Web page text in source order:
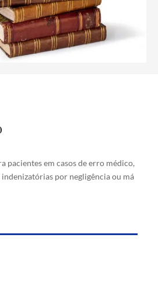
pacientes em casos de erro médico,
indenizatórias por negligência ou má
Médico
à saúde, e ações indenizatórias
ou má prática médica.